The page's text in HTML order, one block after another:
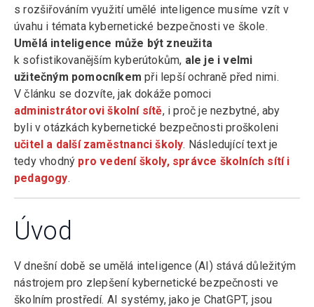
s rozšiřováním využití umělé inteligence musíme vzít v
úvahu i témata kybernetické bezpečnosti ve škole.
Umělá inteligence může být zneužita
k sofistikovanějším kyberútokům, ale je i velmi
užitečným pomocníkem při lepší ochraně před nimi.
V článku se dozvíte, jak dokáže pomoci
administrátorovi školní sítě, i proč je nezbytné, aby
byli v otázkách kybernetické bezpečnosti proškoleni
učitel a další zaměstnanci školy. Následující text je
tedy vhodný pro vedení školy, správce školních sítí i
pedagogy.
Úvod
V dnešní době se umělá inteligence (AI) stává důležitým
nástrojem pro zlepšení kybernetické bezpečnosti ve
školním prostředí. AI systémy, jako je ChatGPT, jsou